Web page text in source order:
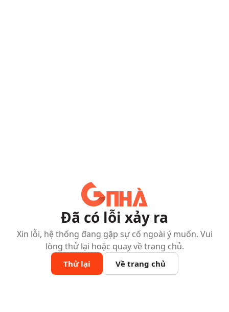
Đã có lỗi xảy ra
Xin lỗi, hệ thống đang gặp sự cố ngoài ý muốn. Vui
lòng thử lại hoặc quay về trang chủ.
Thử lại Về trang chủ